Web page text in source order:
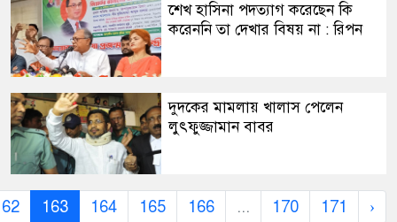
​শেখ হাসিনা পদত্যাগ করেছেন কি
করেননি তা দেখার বিষয় না : রিপন
​দুদকের মামলায় খালাস পেলেন
লুৎফুজ্জামান বাবর
163 164 165 166 ... 170 171 ›